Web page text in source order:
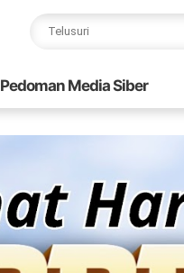
Pedoman Media Siber